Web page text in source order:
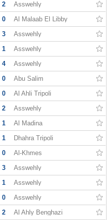
2 Asswehly
0 Al Malaab El Libby
3 Asswehly
1 Asswehly
4 Asswehly
0 Abu Salim
0 Al Ahli Tripoli
2 Asswehly
1 Al Madina
1 Dhahra Tripoli
0 Al-Khmes
3 Asswehly
1 Asswehly
0 Asswehly
2 Al Ahly Benghazi